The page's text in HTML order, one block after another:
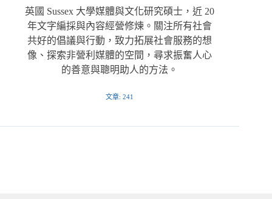
英國 Sussex 大學媒體與文化研究碩士，近 20
年文字編採與內容經營修煉。關注所有社會
共好的倡議與行動，致力拓展社會服務的想
像、探索非營利媒體的空間，尋求振奮人心
的善意與聰明助人的方法。
文章: 241